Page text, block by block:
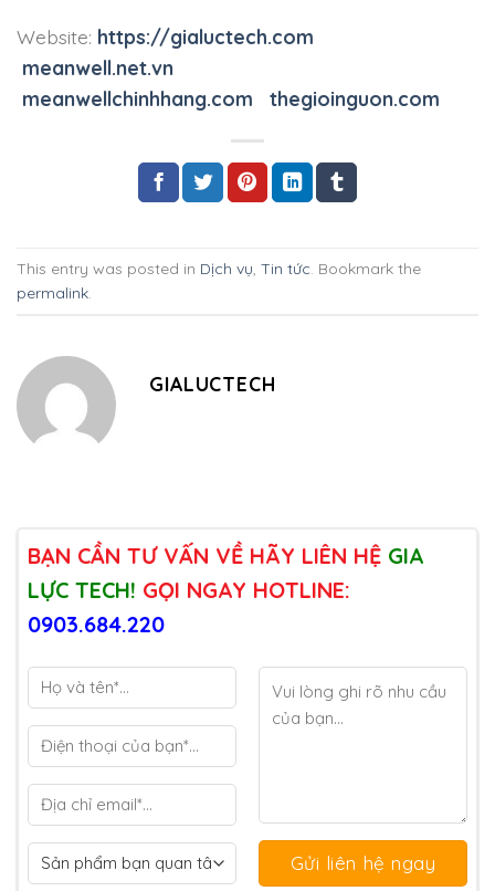
Website: https://gialuctech.com
meanwell.net.vn
meanwellchinhhang.com
thegioinguon.com
This entry was posted in Dịch vụ, Tin tức. Bookmark the
permalink.
GIALUCTECH
BẠN CẦN TƯ VẤN VỀ HÃY LIÊN HỆ GIA
LỰC TECH! GỌI NGAY HOTLINE:
0903.684.220